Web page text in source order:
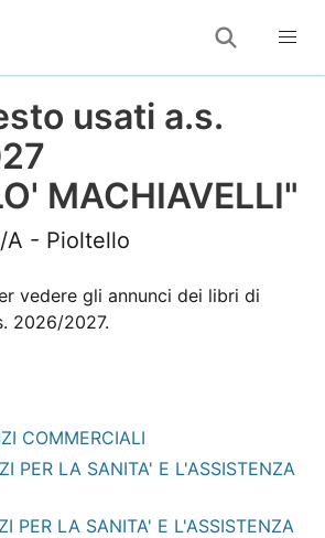
usati a.s.
MACHIAVELLI"
A - Pioltello
vedere gli annunci dei libri di
2026/2027.
COMMERCIALI
PER LA SANITA' E L'ASSISTENZA
PER LA SANITA' E L'ASSISTENZA